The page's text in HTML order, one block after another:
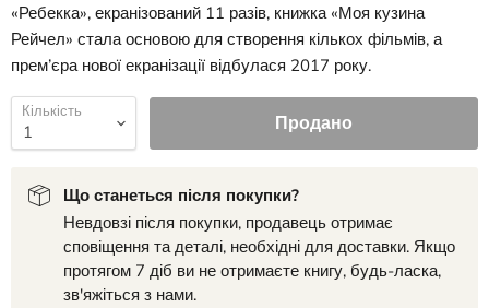
«Ребекка», екранізований 11 разів, книжка «Моя кузина
Рейчел» стала основою для створення кількох фільмів, а
прем’єра нової екранізації відбулася 2017 року.
Кількість Продано
Що станеться після покупки?
Невдовзі після покупки, продавець отримає
сповіщення та деталі, необхідні для доставки. Якщо
протягом 7 діб ви не отримаєте книгу, будь-ласка,
зв'яжіться з нами.